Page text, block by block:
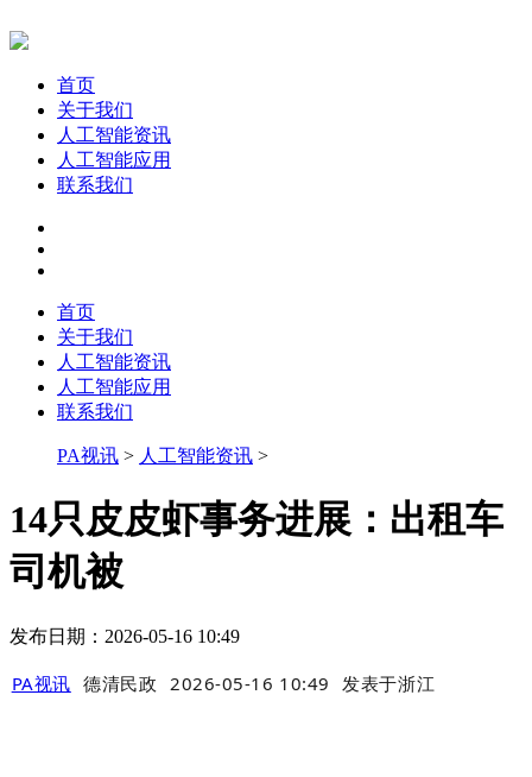
首页
关于我们
人工智能资讯
人工智能应用
联系我们
首页
关于我们
人工智能资讯
人工智能应用
联系我们
PA视讯 > 人工智能资讯 >
14只皮皮虾事务进展：出租车
司机被
发布日期：2026-05-16 10:49
PA视讯 德清民政 2026-05-16 10:49 发表于浙江